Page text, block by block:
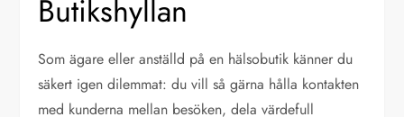
Butikshyllan
Som ägare eller anställd på en hälsobutik känner du
säkert igen dilemmat: du vill så gärna hålla kontakten
med kunderna mellan besöken, dela värdefull